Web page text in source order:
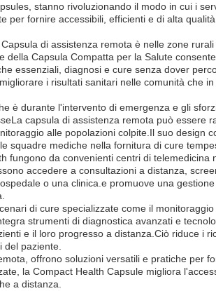
stanno rivoluzionando il modo in cui i
per fornire accessibili, efficienti e di alta
di assistenza remota è nelle zone
Capsula Compatta per la Salute
essenziali, diagnosi e cure senza dover
i risultati sanitari nelle comunità che
è durante l'intervento di emergenza e gli
capsula di assistenza remota può essere
alle popolazioni colpite.Il suo design
squadre mediche nella fornitura di cure
fungono da convenienti centri di
accedere a consultazioni a distanza,
o una clinica.e promuove una
di cure specializzate come il
strumenti di diagnostica avanzati e
e il loro progresso a distanza.Ciò riduce i
paziente.
offrono soluzioni versatili e pratiche per
la Compact Health Capsule migliora
a distanza.